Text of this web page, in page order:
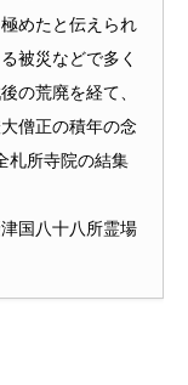
めたと伝えられ
被災などで多く
の荒廃を経て、
僧正の積年の念
札所寺院の結集
津国八十八所霊場